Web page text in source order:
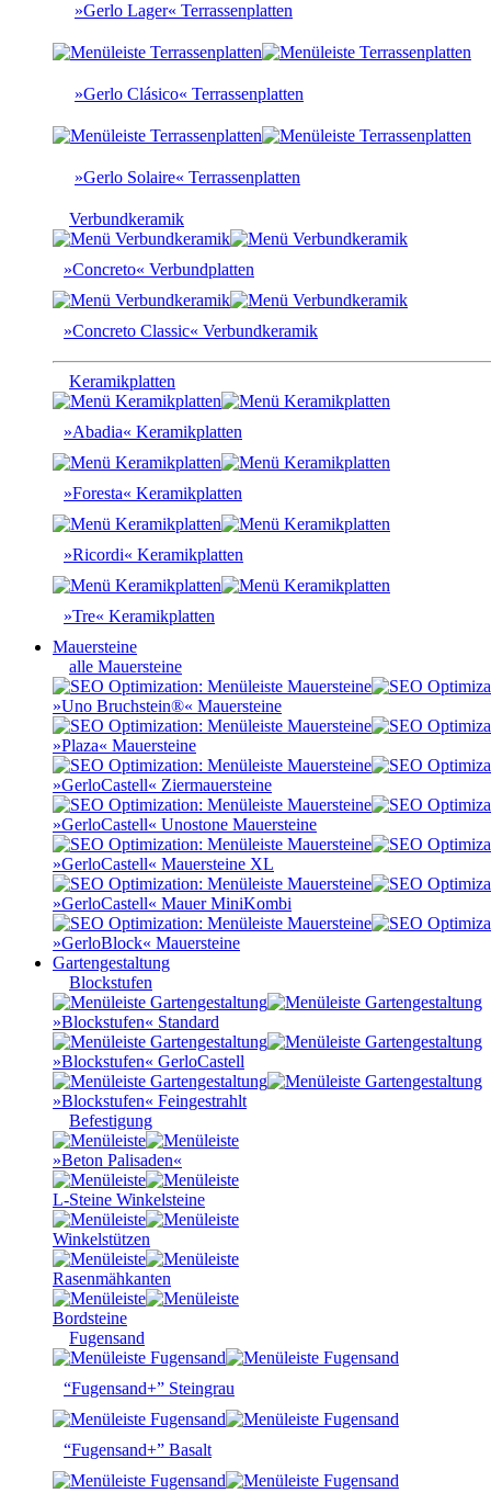
»Gerlo Lager« Terrassenplatten
»Gerlo Clásico« Terrassenplatten
»Gerlo Solaire« Terrassenplatten
Verbundkeramik
»Concreto« Verbundplatten
»Concreto Classic« Verbundkeramik
Keramikplatten
»Abadia« Keramikplatten
»Foresta« Keramikplatten
»Ricordi« Keramikplatten
»Tre« Keramikplatten
Mauersteine
alle Mauersteine
»Uno Bruchstein®« Mauersteine
»Plaza« Mauersteine
»GerloCastell« Ziermauersteine
»GerloCastell« Unostone Mauersteine
»GerloCastell« Mauersteine XL
»GerloCastell« Mauer MiniKombi
»GerloBlock« Mauersteine
Gartengestaltung
Blockstufen
»Blockstufen« Standard
»Blockstufen« GerloCastell
»Blockstufen« Feingestrahlt
Befestigung
»Beton Palisaden«
L-Steine Winkelsteine
Winkelstützen
Rasenmähkanten
Bordsteine
Fugensand
“Fugensand+” Steingrau
“Fugensand+” Basalt